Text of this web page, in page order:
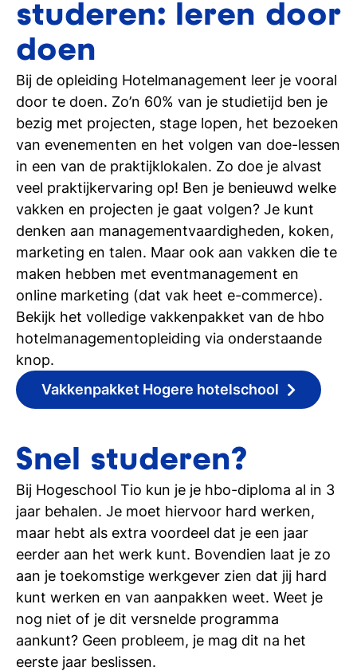
studeren: leren door
doen
Bij de opleiding Hotelmanagement leer je vooral
door te doen. Zo’n 60% van je studietijd ben je
bezig met projecten, stage lopen, het bezoeken
van evenementen en het volgen van doe-lessen
in een van de praktijklokalen. Zo doe je alvast
veel praktijkervaring op! Ben je benieuwd welke
vakken en projecten je gaat volgen? Je kunt
denken aan managementvaardigheden, koken,
marketing en talen. Maar ook aan vakken die te
maken hebben met eventmanagement en
online marketing (dat vak heet e-commerce).
Bekijk het volledige vakkenpakket van de hbo
hotelmanagementopleiding via onderstaande
knop.
Vakkenpakket Hogere hotelschool
Snel studeren?
Bij Hogeschool Tio kun je je hbo-diploma al in 3
jaar behalen. Je moet hiervoor hard werken,
maar hebt als extra voordeel dat je een jaar
eerder aan het werk kunt. Bovendien laat je zo
aan je toekomstige werkgever zien dat jij hard
kunt werken en van aanpakken weet. Weet je
nog niet of je dit versnelde programma
aankunt? Geen probleem, je mag dit na het
eerste jaar beslissen.